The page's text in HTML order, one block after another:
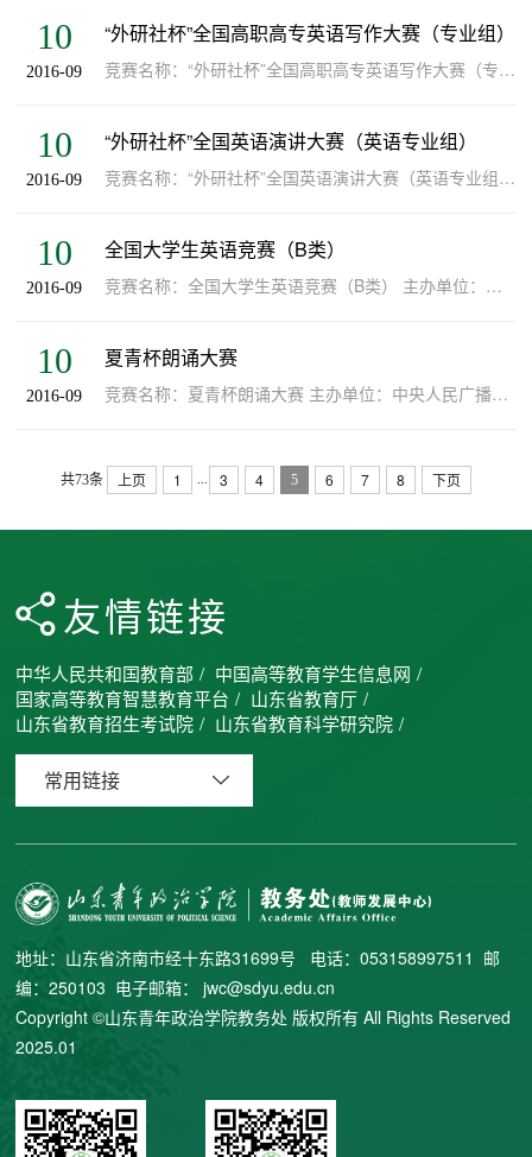
10
2016-09
“外研社杯”全国高职高专英语写作大赛（专业组）
竞赛名称：“外研社杯”全国高职高专英语写作大赛（专业组） 主办单位：外语教指委 级别： 类型：目录外 承办学院：外国语学院 竞赛负责人：张丽君 竞赛网站(网络课程)：http://eol.sdyu.edu.cn/meol/jpk/course/lay...
10
2016-09
“外研社杯”全国英语演讲大赛（英语专业组）
竞赛名称：“外研社杯”全国英语演讲大赛（英语专业组） 主办单位：教育部高等学校大学外语教学指导委员会、教育部高等学校英语专业教学指导委员会 级别：国家级 类型：重点项目 承办学院：外国语学院 竞赛负责人：冯...
10
2016-09
全国大学生英语竞赛（B类）
竞赛名称：全国大学生英语竞赛（B类） 主办单位：教育部高等学校大学外语教学指导委员会 级别：国家级 类型：重点项目 承办学院：外国语学院 竞赛负责人：王玉兰 竞赛网站（网络课程）：http://eol.sdyu.edu.cn/meol...
10
2016-09
夏青杯朗诵大赛
竞赛名称：夏青杯朗诵大赛 主办单位：中央人民广播电台 级别： 类型：目录外 承办学院：文化传播学院 竞赛负责人：李杨 竞赛网站（网络课程）：http://eol.sdyu.edu.cn/meol/jpk/course/layout/newpage/index.jsp?...
共73条 上页 1 3 4 5 6 7 8 下页
友情链接
中华人民共和国教育部 / 中国高等教育学生信息网 /
国家高等教育智慧教育平台 / 山东省教育厅 /
山东省教育招生考试院 / 山东省教育科学研究院 /
常用链接
地址：山东省济南市经十东路31699号 电话：053158997511 邮
编：250103 电子邮箱： jwc@sdyu.edu.cn
Copyright ©山东青年政治学院教务处 版权所有 All Rights Reserved
2025.01